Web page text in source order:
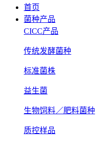
首页
菌种产品
CICC产品
传统发酵菌种
标准菌株
益生菌
生物饲料／肥料菌种
质控样品